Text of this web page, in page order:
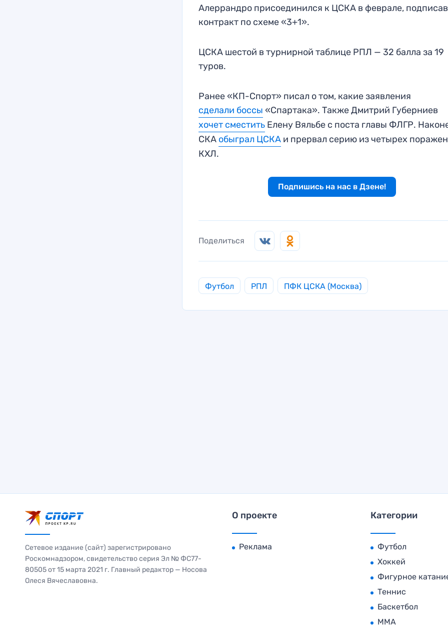
Алеррандро присоединился к ЦСКА в феврале, подписав
контракт по схеме «3+1».
ЦСКА шестой в турнирной таблице РПЛ — 32 балла за 19
туров.
Ранее «КП-Спорт» писал о том, какие заявления
сделали боссы «Спартака». Также Дмитрий Губерниев
хочет сместить Елену Вяльбе с поста главы ФЛГР.
СКА обыграл ЦСКА и прервал серию из четырех
КХЛ.
Подпишись на нас в Дзене!
Поделиться
Футбол РПЛ ПФК ЦСКА (Москва)
Сетевое издание (сайт) зарегистрировано
Роскомнадзором, свидетельство серия Эл № ФС77-
80505 от 15 марта 2021 г. Главный редактор — Носова
Олеся Вячеславовна.
О проекте
Реклама
Категории
Футбол
Хоккей
Фигурное
Теннис
Баскетбол
MMA